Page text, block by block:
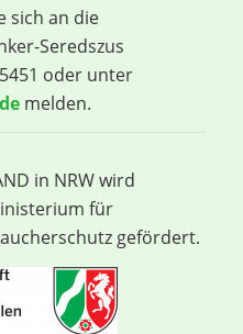
sich an die
Seredszus
oder unter
melden.
in NRW wird
für
gefördert.